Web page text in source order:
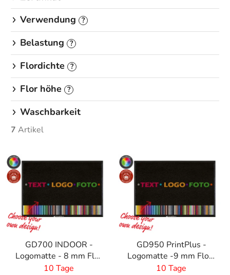
Verwendung
?
Belastung ?
Flordichte ?
Flor höhe ?
Waschbarkeit
7 Artikel
L
i
s
d
GD700 INDOOR -
Logomatte - 8 mm Flor
- größe nach Maß
10 Tage
GD950 PrintPlus -
Logomatte -9 mm Flor-
Größe nach Maß
10 Tage